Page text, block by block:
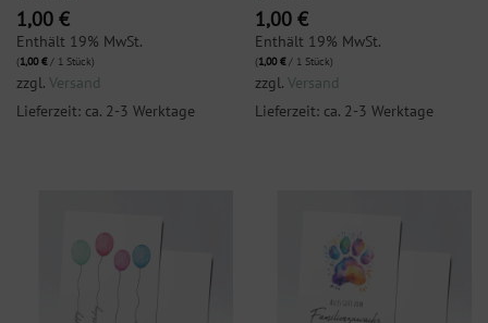
1,00 €
Enthält 19% MwSt.
(1,00€/ 1 Stück)
zzgl. Versand
Lieferzeit: ca. 2-3 Werktage
1,00 €
Enthält 19% MwSt.
(1,00€/ 1 Stück)
zzgl. Versand
Lieferzeit: ca. 2-3 Werktage